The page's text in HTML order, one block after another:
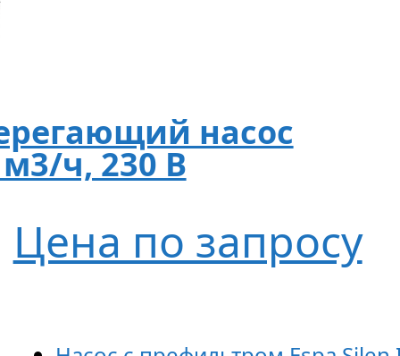
насос
м3/ч, 230 В
Цена по запросу